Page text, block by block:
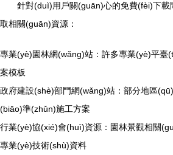
針對(duì)用戶關(guān)心的免費(fèi)下載
取相關(guān)資源：
專業(yè)園林網(wǎng)站：許多專業(yè)平臺
案模板
政府建設(shè)部門網(wǎng)站：部分地區
(biāo)準(zhǔn)施工方案
行業(yè)協(xié)會(huì)資源：園林景觀相關
專業(yè)技術(shù)資料